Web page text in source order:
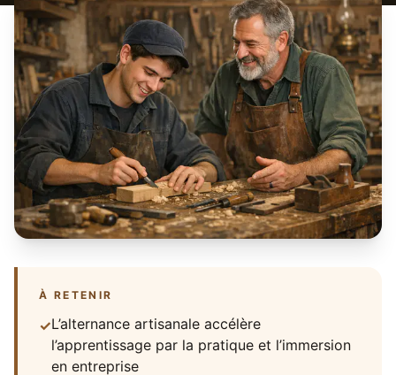
À RETENIR
✓L’alternance artisanale accélère
l’apprentissage par la pratique et l’immersion
en entreprise